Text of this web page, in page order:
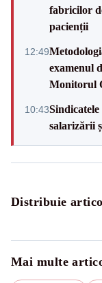
fabricilor
pacienții
12:49
examenul
Monitorul
10:43
salarizării
Distribuie
Mai multe